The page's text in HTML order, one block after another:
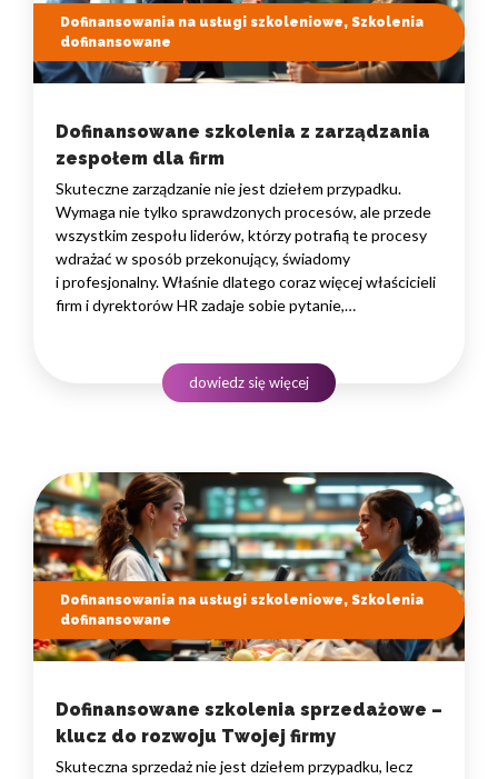
Dofinansowania na usługi szkoleniowe, Szkolenia
dofinansowane
Dofinansowane szkolenia z zarządzania
zespołem dla firm
Skuteczne zarządzanie nie jest dziełem przypadku.
Wymaga nie tylko sprawdzonych procesów, ale przede
wszystkim zespołu liderów, którzy potrafią te procesy
wdrażać w sposób przekonujący, świadomy
i profesjonalny. Właśnie dlatego coraz więcej właścicieli
firm i dyrektorów HR zadaje sobie pytanie,
spotkanie motywacyjne czy krótki wykład online –…
dowiedz się więcej
Dofinansowania na usługi szkoleniowe, Szkolenia
dofinansowane
Dofinansowane szkolenia sprzedażowe –
klucz do rozwoju Twojej firmy
Skuteczna sprzedaż nie jest dziełem przypadku, lecz